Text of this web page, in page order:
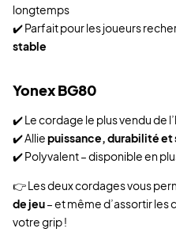
longtemps
✔️ Parfait pour les joueurs
stable
Yonex BG80
✔️ Le cordage le plus vendu de
✔️ Alliepuissance, durabilité et
✔️ Polyvalent – disponible en
👉 Les deux cordages vous
de jeu– et même d’assortir les
votre grip !